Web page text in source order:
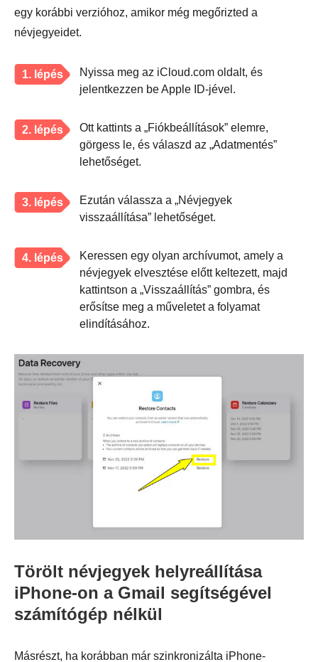
egy korábbi verzióhoz, amikor még megőrizted a
névjegyeidet.
1. lépés
Nyissa meg az iCloud.com oldalt, és
jelentkezzen be Apple ID-jével.
2. lépés
Ott kattints a „Fiókbeállítások” elemre,
görgess le, és válaszd az „Adatmentés”
lehetőséget.
3. lépés
Ezután válassza a „Névjegyek
visszaállítása” lehetőséget.
4. lépés
Keressen egy olyan archívumot, amely a
névjegyek elvesztése előtt keltezett, majd
kattintson a „Visszaállítás” gombra, és
erősítse meg a műveletet a folyamat
elindításához.
Törölt névjegyek helyreállítása
iPhone-on a Gmail segítségével
számítógép nélkül
Másrészt, ha korábban már szinkronizálta iPhone-